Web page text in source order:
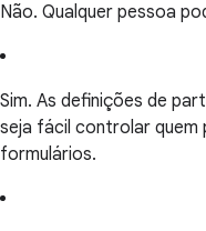
Não. Qualquer pessoa
Sim. As definições de
seja fácil controlar quem
formulários.